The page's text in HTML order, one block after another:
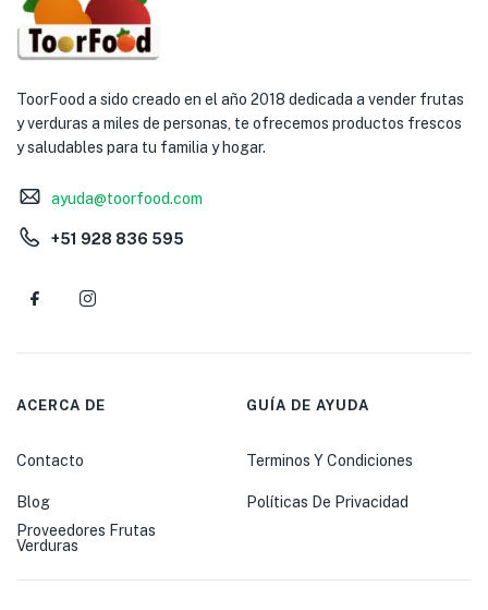
ToorFood a sido creado en el año 2018 dedicada a vender frutas
y verduras a miles de personas, te ofrecemos productos frescos
y saludables para tu familia y hogar.
ayuda@toorfood.com
+51 928 836 595
ACERCA DE
Contacto
Blog
Proveedores Frutas
Verduras
GUÍA DE AYUDA
Terminos Y Condiciones
Políticas De Privacidad